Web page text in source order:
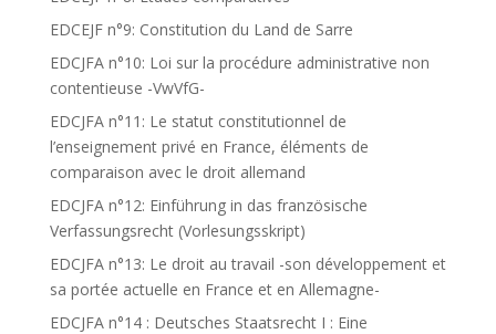
EDCEJF n°9: Constitution du Land de Sarre
EDCJFA n°10: Loi sur la procédure administrative non
contentieuse -VwVfG-
EDCJFA n°11: Le statut constitutionnel de
l’enseignement privé en France, éléments de
comparaison avec le droit allemand
EDCJFA n°12: Einführung in das französische
Verfassungsrecht (Vorlesungsskript)
EDCJFA n°13: Le droit au travail -son développement et
sa portée actuelle en France et en Allemagne-
EDCJFA n°14 : Deutsches Staatsrecht I : Eine